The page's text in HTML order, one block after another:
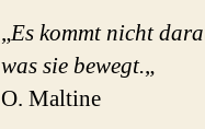
„Es kommt nicht
was sie bewegt.„
O. Maltine